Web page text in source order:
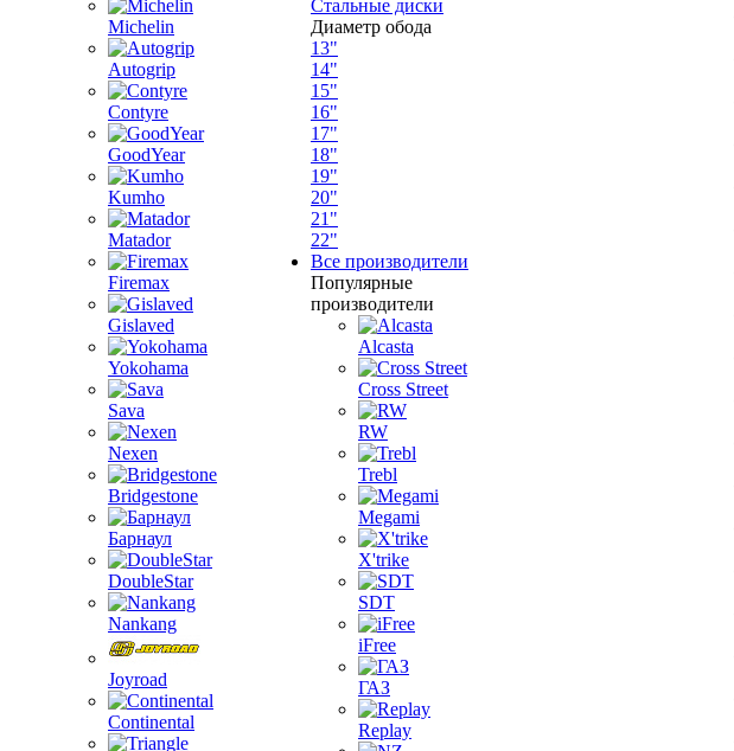
Michelin
Autogrip
Contyre
GoodYear
Kumho
Matador
Firemax
Gislaved
Yokohama
Sava
Nexen
Bridgestone
Барнаул
DoubleStar
Nankang
Joyroad
Continental
Стальные диски
Диаметр обода
13"
14"
15"
16"
17"
18"
19"
20"
21"
22"
Все производители
Популярные
производители
Alcasta
Cross Street
RW
Trebl
Megami
X'trike
SDT
iFree
ГАЗ
Replay